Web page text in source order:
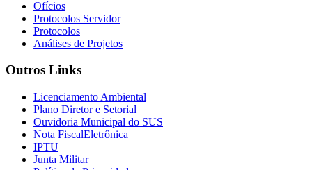
Ofícios
Protocolos Servidor
Protocolos
Análises de Projetos
Outros Links
Licenciamento Ambiental
Plano Diretor e Setorial
Ouvidoria Municipal do SUS
Nota FiscalEletrônica
IPTU
Junta Militar